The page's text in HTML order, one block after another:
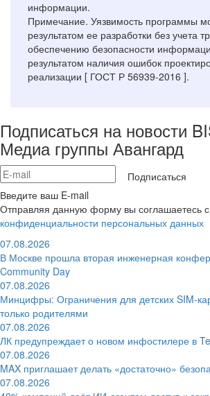
информации.
Примечание. Уязвимость программы
результатом ее разработки без учета
обеспечению безопасности
результатом наличия ошибок
реализации [ ГОСТ Р 56939-2016 ].
Подписаться на новости
Медиа группы Авангард
Подписаться
Введите ваш E-mail
Отправляя данную форму вы соглашаетесь с
конфиденциальности персональных данных
07.08.2026
В Москве прошла вторая инженерная
Community Day
07.08.2026
Минцифры: Ограничения для детских SIM-
только родителями
07.08.2026
ЛК предупреждает о новом инфостилере в
07.08.2026
MAX приглашает делать «достаточно»
07.08.2026